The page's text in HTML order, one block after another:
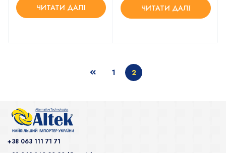
ЧИТАТИ ДАЛІ ЧИТАТИ ДАЛІ
1 2
+38 063 111 71 71